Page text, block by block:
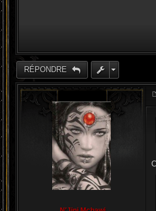
RÉPONDRE